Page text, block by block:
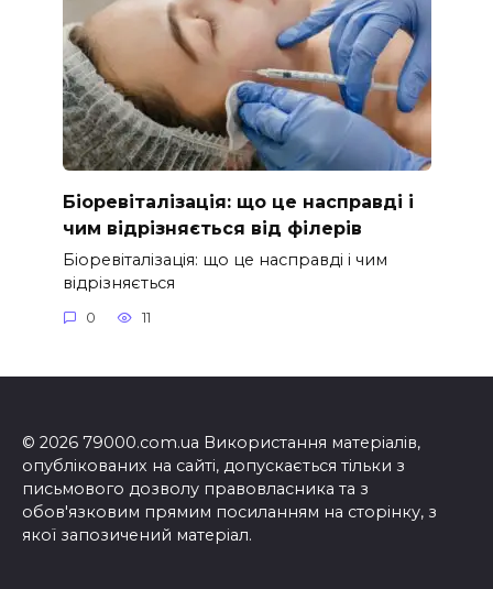
Біоревіталізація: що це насправді і
чим відрізняється від філерів
Біоревіталізація: що це насправді і чим
відрізняється
0 11
© 2026 79000.com.ua Використання матеріалів,
опублікованих на сайті, допускається тільки з
письмового дозволу правовласника та з
обов'язковим прямим посиланням на сторінку, з
якої запозичений матеріал.